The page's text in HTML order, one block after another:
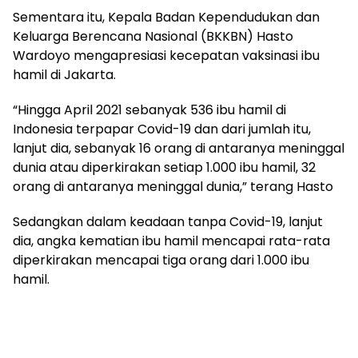
Sementara itu, Kepala Badan Kependudukan dan
Keluarga Berencana Nasional (BKKBN) Hasto
Wardoyo mengapresiasi kecepatan vaksinasi ibu
hamil di Jakarta.
“Hingga April 2021 sebanyak 536 ibu hamil di
Indonesia terpapar Covid-19 dan dari jumlah itu,
lanjut dia, sebanyak 16 orang di antaranya meninggal
dunia atau diperkirakan setiap 1.000 ibu hamil, 32
orang di antaranya meninggal dunia,” terang Hasto
Sedangkan dalam keadaan tanpa Covid-19, lanjut
dia, angka kematian ibu hamil mencapai rata-rata
diperkirakan mencapai tiga orang dari 1.000 ibu
hamil.